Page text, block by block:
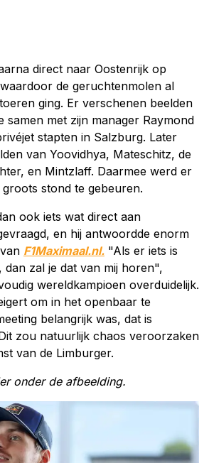
direct naar Oostenrijk op
de geruchtenmolen al
ging. Er verschenen beelden
samen met zijn manager Raymond
stapten in Salzburg. Later
van Yoovidhya, Mateschitz, de
en Mintzlaff. Daarmee werd er
stond te gebeuren.
ook iets wat direct aan
en hij antwoordde enorm
F1Maximaal.nl. "Als er iets is
dan zal je dat van mij horen",
wereldkampioen overduidelijk.
om in het openbaar te
belangrijk was, dat is
zou natuurlijk chaos veroorzaken
van de Limburger.
onder de afbeelding.